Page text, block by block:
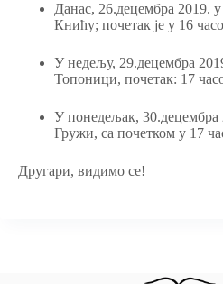
Данас, 26.децембра 2019.
Книћу; почетак је у 16
У недељу, 29.децембра
Топоници, почетак: 17
У понедељак,
Гружи, са почетком у 17
Другари, видимо се!